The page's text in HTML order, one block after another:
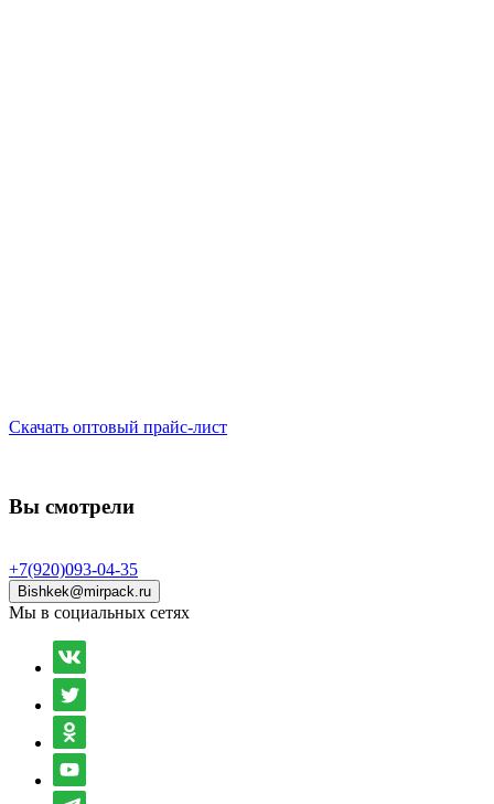
Скачать оптовый прайс-лист
Вы смотрели
+7(920)093-04-35
Bishkek@mirpack.ru
Мы в социальных сетях